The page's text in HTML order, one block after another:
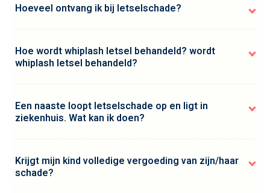
Hoeveel ontvang ik bij letselschade?
Hoe wordt whiplash letsel behandeld? wordt
whiplash letsel behandeld?
Een naaste loopt letselschade op en ligt in
ziekenhuis. Wat kan ik doen?
Krijgt mijn kind volledige vergoeding van zijn/haar
schade?